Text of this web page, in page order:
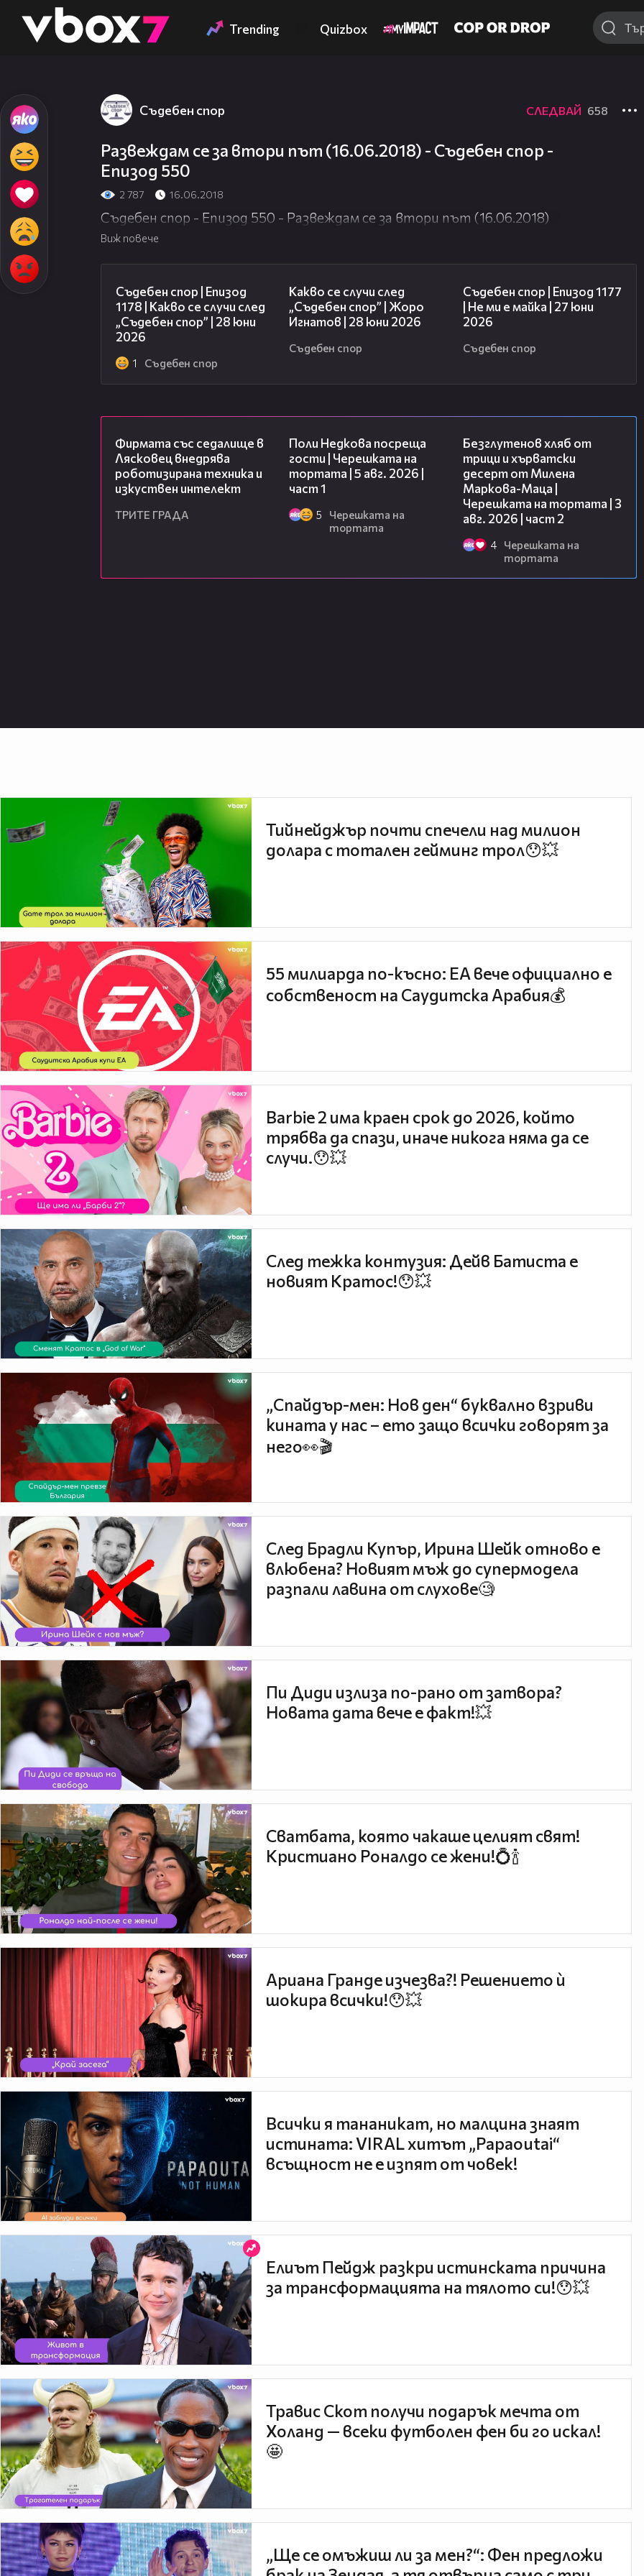
👾 Trending Quizbox
Съдебен спор СЛЕДВАЙ 658
Развеждам се за втори път (16.06.2018) - Съдебен спор -
Епизод 550
2 787 16.06.2018
Съдебен спор - Епизод 550 - Развеждам се за втори път (16.06.2018)
Виж повече
Съдебен спор | Епизод
1178 | Какво се случи след
„Съдебен спор” | 28 юни
2026
1 Съдебен спор
Какво се случи след
„Съдебен спор” | Жоро
Игнатов | 28 юни 2026
Съдебен спор
Съдебен спор | Епизод 1177
| Не ми е майка | 27 юни
2026
Съдебен спор
Фирмата със седалище в
Лясковец внедрява
роботизирана техника и
изкуствен интелект
ТРИТЕ ГРАДА
Поли Недкова посреща
гости | Черешката на
тортата | 5 авг. 2026 |
част 1
5
Черешката на
тортата
Безглутенов хляб от
трици и хърватски
десерт от Милена
Маркова-Маца |
Черешката на тортата | 3
авг. 2026 | част 2
4
Черешката на
тортата
Тийнейджър почти спечели над милион
долара с тотален гейминг трол😯💥
55 милиарда по-късно: EA вече официално е
собственост на Саудитска Арабия💰
Barbie 2 има краен срок до 2026, който
трябва да спази, иначе никога няма да се
случи.😯💥
След тежка контузия: Дейв Батиста е
новият Кратос!😯💥
„Спайдър-мен: Нов ден“ буквално взриви
кината у нас – ето защо всички говорят за
него👀🎬
След Брадли Купър, Ирина Шейк отново е
влюбена? Новият мъж до супермодела
разпали лавина от слухове🧐
Пи Диди излиза по-рано от затвора?
Новата дата вече е факт!💥
Сватбата, която чакаше целият свят!
Кристиано Роналдо се жени!💍🍾
Ариана Гранде изчезва?! Решението ѝ
шокира всички!😯💥
Всички я тананикат, но малцина знаят
истината: VIRAL хитът „Papaoutai“
всъщност не е изпят от човек!
Елиът Пейдж разкри истинската причина
за трансформацията на тялото си!😯💥
Травис Скот получи подарък мечта от
Холанд — всеки футболен фен би го искал!
🤩
„Ще се омъжиш ли за мен?“: Фен предложи